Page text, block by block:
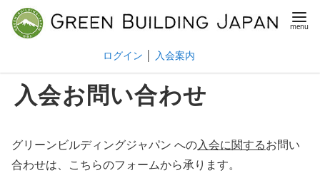
ログイン 入会案内
入会お問い合わせ
グリーンビルディングジャパン への入会に関するお問い
合わせは、こちらのフォームから承ります。